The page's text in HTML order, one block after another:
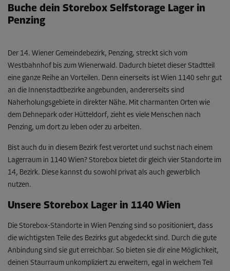
Buche dein Storebox Selfstorage Lager in
Penzing
Der 14. Wiener Gemeindebezirk, Penzing, streckt sich vom
Westbahnhof bis zum Wienerwald. Dadurch bietet dieser Stadtteil
eine ganze Reihe an Vorteilen. Denn einerseits ist Wien 1140 sehr gut
an die Innenstadtbezirke angebunden, andererseits sind
Naherholungsgebiete in direkter Nähe. Mit charmanten Orten wie
dem Dehnepark oder Hütteldorf, zieht es viele Menschen nach
Penzing, um dort zu leben oder zu arbeiten.
Bist auch du in diesem Bezirk fest verortet und suchst nach einem
Lagerraum in 1140 Wien? Storebox bietet dir gleich vier Standorte im
14, Bezirk. Diese kannst du sowohl privat als auch gewerblich
nutzen.
Unsere Storebox Lager in 1140 Wien
Die Storebox-Standorte in Wien Penzing sind so positioniert, dass
die wichtigsten Teile des Bezirks gut abgedeckt sind. Durch die gute
Anbindung sind sie gut erreichbar. So bieten sie dir eine Möglichkeit,
deinen Staurraum unkompliziert zu erweitern, egal in welchem Teil